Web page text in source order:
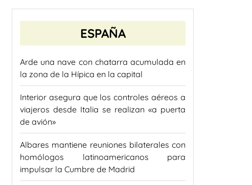
ESPAÑA
Arde una nave con chatarra acumulada en
la zona de la Hípica en la capital
Interior asegura que los controles aéreos a
viajeros desde Italia se realizan «a puerta
de avión»
Albares mantiene reuniones bilaterales con
homólogos latinoamericanos para
impulsar la Cumbre de Madrid